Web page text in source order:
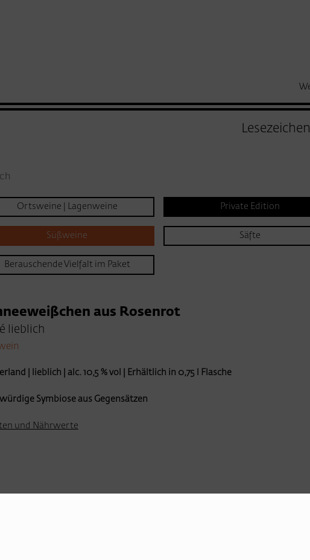
Lesezeichen
Ortsweine | Lagenweine Private Edition
Süßweine Säfte
Berauschende Vielfalt im Paket
aus Rosenrot
lieblich
| lieblich | alc. 10,5 % vol | Erhältlich in 0,75 l Flasche
würdige Symbiose aus Gegensätzen
und Nährwerte